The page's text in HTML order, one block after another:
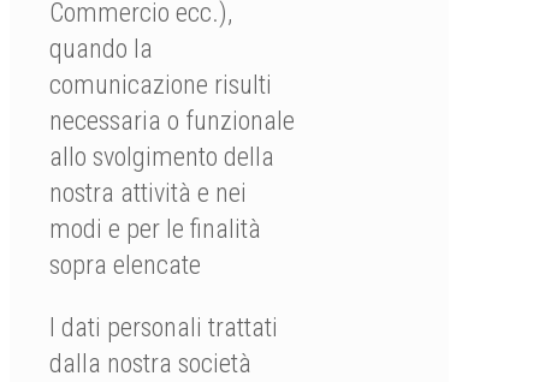
Commercio ecc.),
quando la
comunicazione risulti
necessaria o funzionale
allo svolgimento della
nostra attività e nei
modi e per le finalità
sopra elencate
I dati personali trattati
dalla nostra società